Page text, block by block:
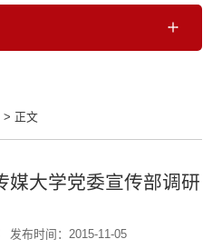
> 正文
媒大学党委宣传部调研
发布时间：2015-11-05